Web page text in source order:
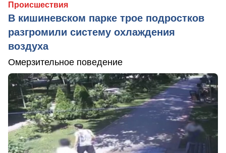
Происшествия
В кишиневском парке трое подростков
разгромили систему охлаждения
воздуха
Омерзительное поведение